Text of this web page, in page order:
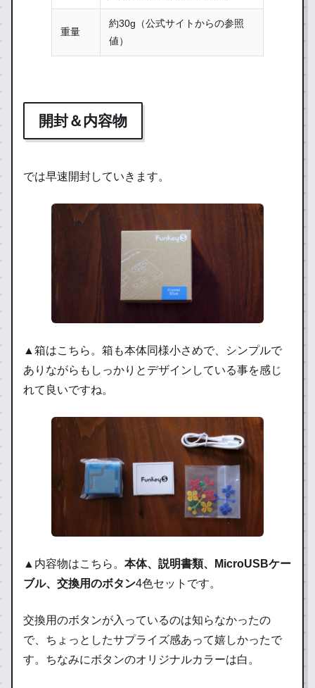
重量
約30g（公式サイトからの参照
値）
開封＆内容物
では早速開封していきます。
▲箱はこちら。箱も本体同様小さめで、シンプルで
ありながらもしっかりとデザインしている事を感じ
れて良いですね。
▲内容物はこちら。 本体、説明書類、MicroUSBケー
ブル、交換用のボタン4色セットです。
交換用のボタンが入っているのは知らなかったの
で、ちょっとしたサプライズ感あって嬉しかったで
す。ちなみにボタンのオリジナルカラーは白。